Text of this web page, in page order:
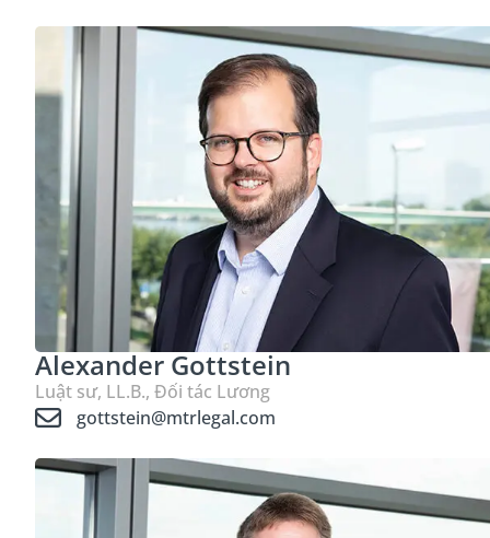
Alexander Gottstein
Luật sư, LL.B., Đối tác Lương
gottstein@mtrlegal.com